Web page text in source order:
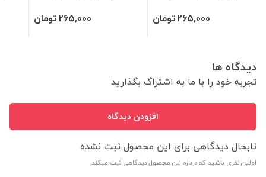
265,000تومان 265,000تومان
دیدگاه ها
تجربه خود را با ما به اشتراگ بگذارید
افزودن دیدگاه
تابحال دیدگاهی برای این محصول ثبت نشده
اولین نفری باشید که درباره این محصول دیدگاهی ثبت میکند